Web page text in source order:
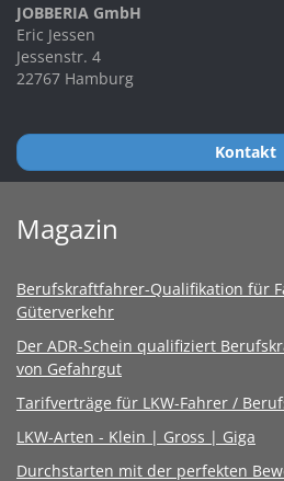
JOBBERIA GmbH
Eric Jessen
Jessenstr. 4
22767 Hamburg
Kontakt
Magazin
Berufskraftfahrer-Qualifikation für
Güterverkehr
Der ADR-Schein qualifiziert
von Gefahrgut
Tarifverträge für LKW-Fahrer /
LKW-Arten - Klein | Gross | Giga
Durchstarten mit der perfekten